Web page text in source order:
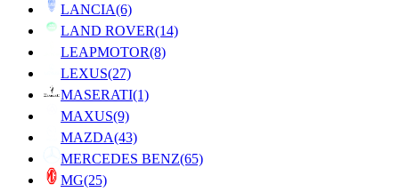
LANCIA(6)
LAND ROVER(14)
LEAPMOTOR(8)
LEXUS(27)
MASERATI(1)
MAXUS(9)
MAZDA(43)
MERCEDES BENZ(65)
MG(25)